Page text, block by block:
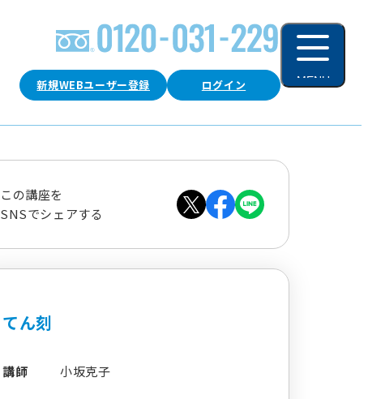
新規WEBユーザー登録 ログイン MENU
この講座を
SNSでシェアする
てん刻
講師 小坂克子